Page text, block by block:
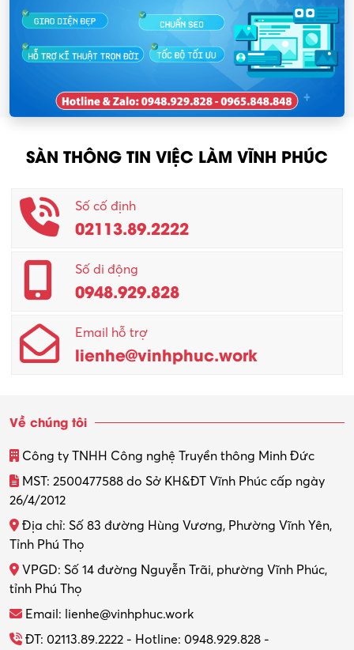
SÀN THÔNG TIN VIỆC LÀM VĨNH PHÚC
Số cố định
02113.89.2222
Số di động
0948.929.828
Email hỗ trợ
lienhe@vinhphuc.work
Về chúng tôi
Công ty TNHH Công nghệ Truyền thông Minh Đức
MST: 2500477588 do Sở KH&ĐT Vĩnh Phúc cấp ngày
26/4/2012
Địa chỉ: Số 83 đường Hùng Vương, Phường Vĩnh Yên,
Tỉnh Phú Thọ
VPGD: Số 14 đường Nguyễn Trãi, phường Vĩnh Phúc,
tỉnh Phú Thọ
Email: lienhe@vinhphuc.work
ĐT: 02113.89.2222 - Hotline: 0948.929.828 -